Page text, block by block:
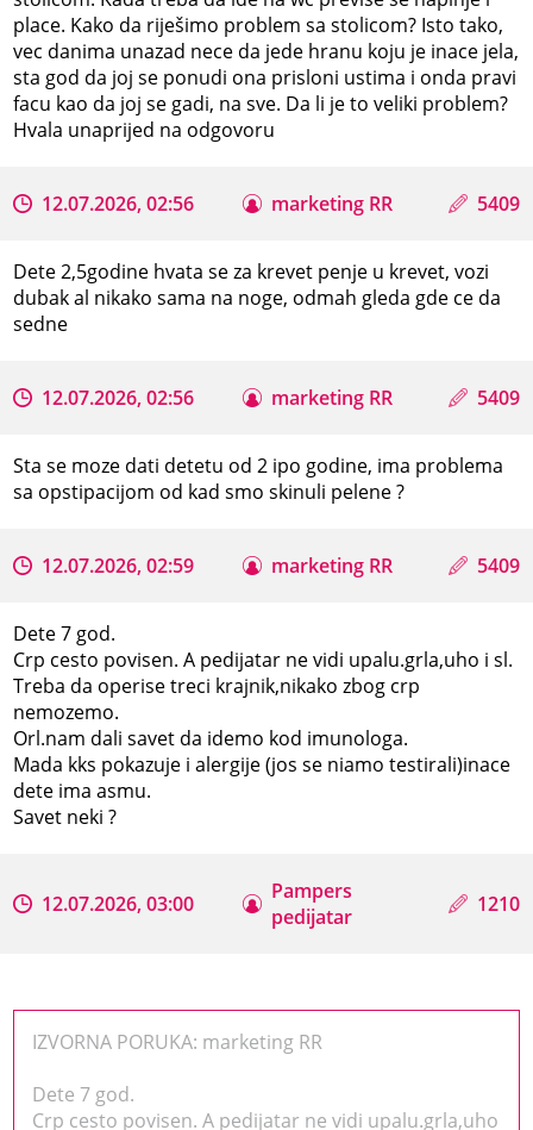
place. Kako da riješimo problem sa stolicom? Isto tako,
vec danima unazad nece da jede hranu koju je inace jela,
sta god da joj se ponudi ona prisloni ustima i onda pravi
facu kao da joj se gadi, na sve. Da li je to veliki problem?
Hvala unaprijed na odgovoru
12.07.2026, 02:56 marketing RR 5409
Dete 2,5godine hvata se za krevet penje u krevet, vozi
dubak al nikako sama na noge, odmah gleda gde ce da
sedne
12.07.2026, 02:56 marketing RR 5409
Sta se moze dati detetu od 2 ipo godine, ima problema
sa opstipacijom od kad smo skinuli pelene ?
12.07.2026, 02:59 marketing RR 5409
Dete 7 god.
Crp cesto povisen. A pedijatar ne vidi upalu.grla,uho i sl.
Treba da operise treci krajnik,nikako zbog crp
nemozemo.
Orl.nam dali savet da idemo kod imunologa.
Mada kks pokazuje i alergije (jos se niamo testirali)inace
dete ima asmu.
Savet neki ?
12.07.2026, 03:00
Pampers
pedijatar
1210
IZVORNA PORUKA: marketing RR
Dete 7 god.
Crp cesto povisen. A pedijatar ne vidi upalu.grla,uho